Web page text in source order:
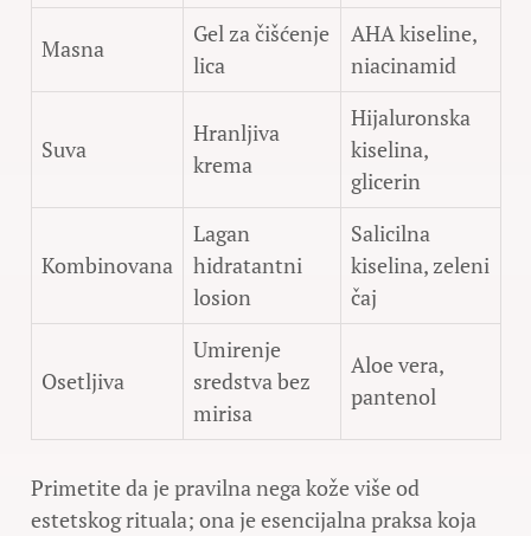
Masna
Gel za čišćenje
lica
AHA kiseline,
niacinamid
Suva
Hranljiva
krema
Hijaluronska
kiselina,
glicerin
Kombinovana
Lagan
hidratantni
losion
Salicilna
kiselina, zeleni
čaj
Osetljiva
Umirenje
sredstva bez
mirisa
Aloe vera,
pantenol
Primetite da je pravilna nega kože više od
estetskog rituala; ona je esencijalna praksa koja